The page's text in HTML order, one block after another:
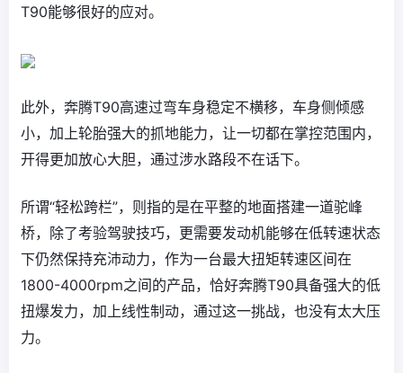
T90能够很好的应对。
此外，奔腾T90高速过弯车身稳定不横移，车身侧倾感
小，加上轮胎强大的抓地能力，让一切都在掌控范围内，
开得更加放心大胆，通过涉水路段不在话下。
所谓“轻松跨栏”，则指的是在平整的地面搭建一道驼峰
桥，除了考验驾驶技巧，更需要发动机能够在低转速状态
下仍然保持充沛动力，作为一台最大扭矩转速区间在
1800-4000rpm之间的产品，恰好奔腾T90具备强大的低
扭爆发力，加上线性制动，通过这一挑战，也没有太大压
力。